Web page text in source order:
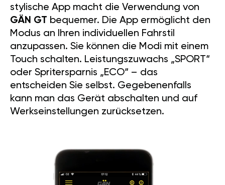
stylische App macht die Verwendung von
GÄN GT bequemer. Die App ermöglicht den
Modus an Ihren individuellen Fahrstil
anzupassen. Sie können die Modi mit einem
Touch schalten. Leistungszuwachs „SPORT“
oder Spritersparnis „ECO“ – das
entscheiden Sie selbst. Gegebenenfalls
kann man das Gerät abschalten und auf
Werkseinstellungen zurücksetzen.